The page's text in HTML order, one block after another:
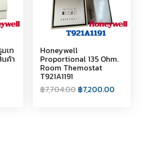
เท
ค้า
Honeywell
Proportional 135 Ohm.
Room Themostat
T921A1191
฿7,704.00 ฿7,200.00